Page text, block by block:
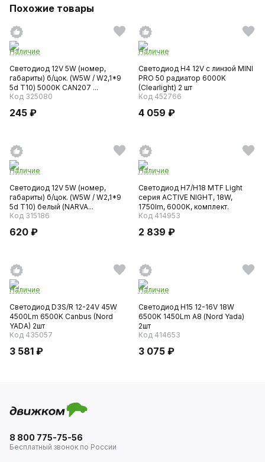
Похожие товары
Наличие
Светодиод 12V 5W (номер,
габариты) б/цок. (W5W / W2,1*9
5d T10) 5000K CAN207 ...
Код 325080
245 ₽
Наличие
Светодиод H4 12V с линзой MINI
PRO 50 радиатор 6000K
(Clearlight) 2 шт
Код 452766
4 059 ₽
Наличие
Светодиод 12V 5W (номер,
габариты) б/цок. (W5W / W2,1*9
5d T10) белый (NARVA...
Код 315186
620 ₽
Наличие
Светодиод H7/H18 MTF Light
серия ACTIVE NIGHT, 18W,
1750lm, 6000K, комплект.
Код 414953
2 839 ₽
Наличие
Светодиод D3S/R 12-24V 45W
4500Lm 6500K Canbus (Nord
YADA) 2шт
Код 435057
3 581 ₽
Наличие
Светодиод H15 12-16V 18W
6500K 1450Lm А8 (Nord Yada)
2шт
Код 414653
3 075 ₽
8 800 775-75-56
Бесплатный звонок по России